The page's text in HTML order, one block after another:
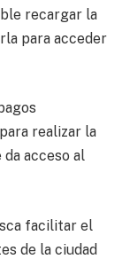
recargar la
para acceder
realizar la
acceso al
facilitar el
de la ciudad